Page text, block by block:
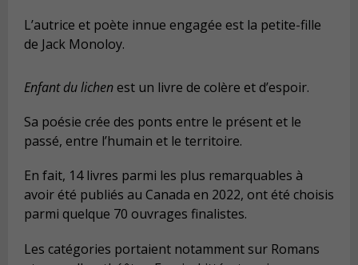
L’autrice et poète innue engagée est la petite-fille
de Jack Monoloy.
Enfant du lichenest un livre de colère et d’espoir.
Sa poésie crée des ponts entre le présent et le
passé, entre l’humain et le territoire.
En fait, 14 livres parmi les plus remarquables à
avoir été publiés au Canada en 2022, ont été choisis
parmi quelque 70 ouvrages finalistes.
Les catégories portaient notamment sur Romans